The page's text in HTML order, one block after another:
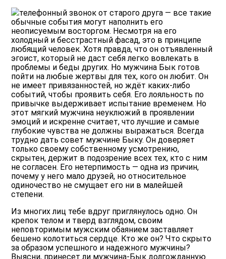
телефонный звонок от старого друга — все такие
обычные события могут наполнить его
неописуемым восторгом. Несмотря на его
холодный и бесстрастный фасад, это в принципе
любящий человек. Хотя правда, что он отъявленный
эгоист, который не даст себя легко вовлекать в
проблемы и беды других. Но мужчина Бык готов
пойти на любые жертвы для тех, кого он любит. Он
не имеет привязанностей, но ждёт каких-либо
событий, чтобы проявить себя. Его лояльность по
привычке выдерживает испытание временем. Но
этот мягкий мужчина неуклюжий в проявлении
эмоций и искренне считает, что лучшие и самые
глубокие чувства не должны выражаться. Всегда
трудно дать совет мужчине Быку. Он доверяет
только своему собственному усмотрению,
скрытен, держит в подозрение всех тех, кто с ним
не согласен. Его нетерпимость — одна из причин,
почему у него мало друзей, но относительное
одиночество не смущает его ни в малейшей
степени.
Из многих лиц тебе вдруг приглянулось одно. Он
крепок телом и тверд взглядом, своим
неповторимым мужским обаянием заставляет
бешено колотиться сердце. Кто же он? Что скрыто
за образом успешного и надежного мужчины?
Выясни, принесет ли мужчина-Бык долгожданную